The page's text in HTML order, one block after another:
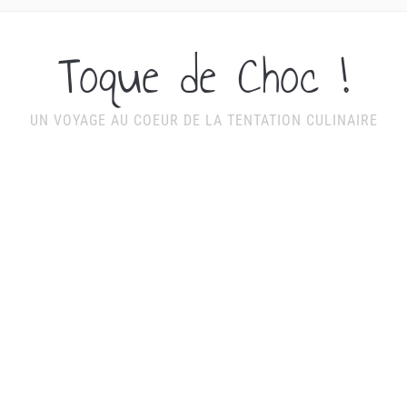
Toque de Choc !
UN VOYAGE AU COEUR DE LA TENTATION CULINAIRE